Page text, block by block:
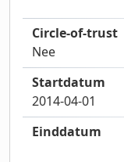
Circle-of-trust
Nee
Startdatum
2014-04-01
Einddatum